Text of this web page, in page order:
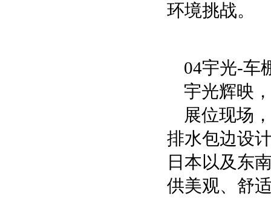
环境挑战。
04宇光-车
宇光辉映
展位现场
排水包边设
日本以及东
供美观、舒